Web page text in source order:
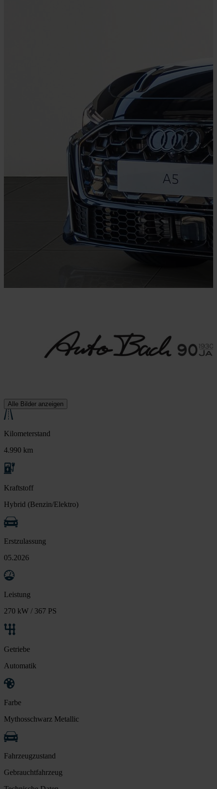
Alle Bilder anzeigen
Kilometerstand
4.990 km
Kraftstoff
Hybrid (Benzin/Elektro)
Erstzulassung
05.2026
Leistung
270 kW / 367 PS
Getriebe
Automatik
Farbe
Mythosschwarz Metallic
Fahrzeugzustand
Gebrauchtfahrzeug